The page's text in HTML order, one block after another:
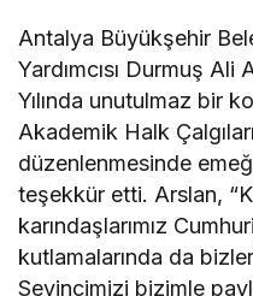
Antalya Büyükşehir
Yardımcısı Durmuş
Yılında unutulmaz bir
Akademik Halk
düzenlenmesinde
teşekkür etti. Arslan,
karındaşlarımız
kutlamalarında da
Sevincimizi bizimle